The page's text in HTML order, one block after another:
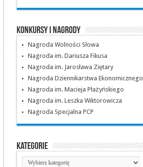
Konkursy i nagrody
Nagroda Wolności Słowa
Nagroda im. Dariusza Fikusa
Nagroda im. Jarosława Ziętary
Nagroda Dziennikarstwa Ekonomicznego
Nagroda im. Macieja Płażyńskiego
Nagroda im. Leszka Wiktorowicza
Nagroda Specjalna PCP
Kategorie
Kategorie